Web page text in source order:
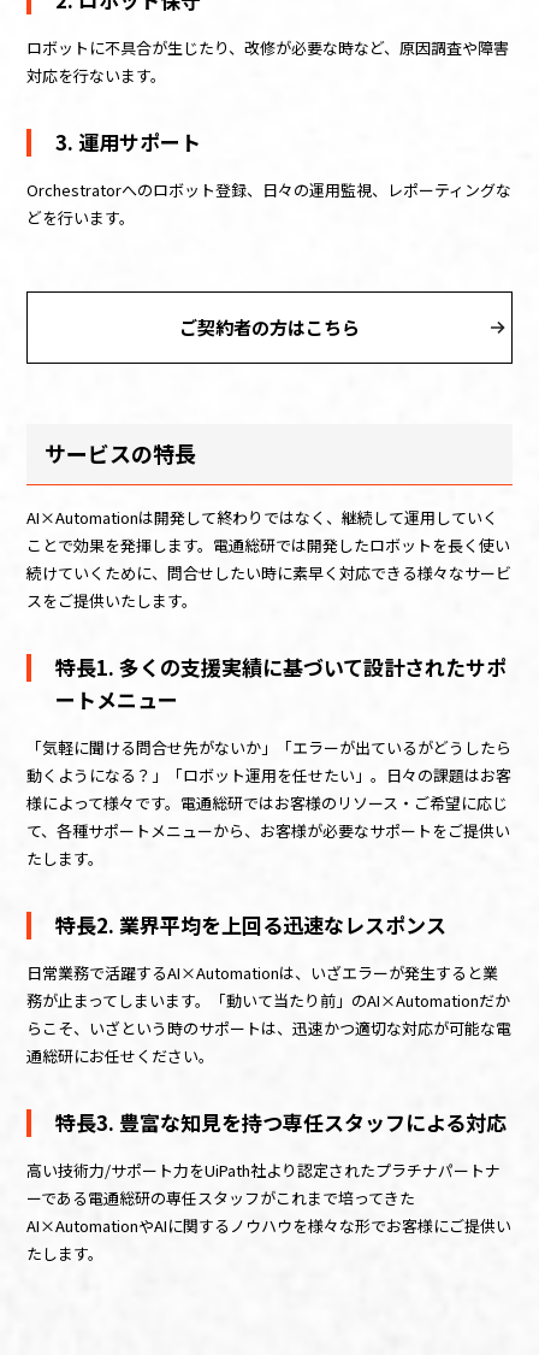
ロボットに不具合が生じたり、改修が必要な時など、原因調査や障害
対応を行ないます。​
3. 運用サポート
Orchestratorへのロボット登録、日々の運用監視、レポーティングな
どを行います。
ご契約者の方はこちら
サービスの特長
AI×Automationは開発して終わりではなく、継続して運用していく
ことで効果を発揮します。電通総研では開発したロボットを長く使い
続けていくために、問合せしたい時に素早く対応できる様々なサービ
スをご提供いたします。
特長1. 多くの支援実績に基づいて設計されたサポ
ートメニュー
「気軽に聞ける問合せ先がないか」「エラーが出ているがどうしたら
動くようになる？」「ロボット運用を任せたい」。日々の課題はお客
様によって様々です。電通総研ではお客様のリソース・ご希望に応じ
て、各種サポートメニューから、お客様が必要なサポートをご提供い
たします。​
特長2. 業界平均を上回る迅速なレスポンス
日常業務で活躍するAI×Automationは、いざエラーが発生すると業
務が止まってしまいます。「動いて当たり前」のAI×Automationだか
らこそ、いざという時のサポートは、迅速かつ適切な対応が可能な電
通総研にお任せください。
特長3. 豊富な知見を持つ専任スタッフによる対応
高い技術力/サポート力をUiPath社より認定されたプラチナパートナ
ーである電通総研の専任スタッフがこれまで培ってきた
AI×AutomationやAIに関するノウハウを様々な形でお客様にご提供い
たします。